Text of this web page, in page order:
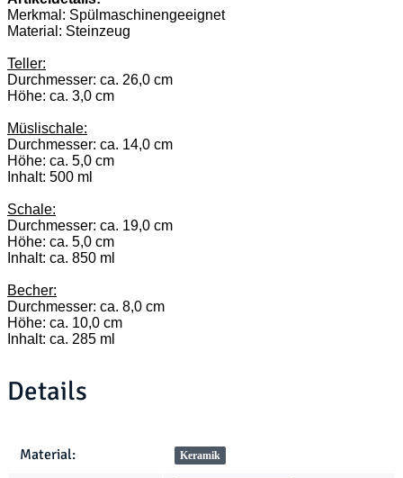
Merkmal: Spülmaschinengeeignet
Material: Steinzeug
Teller:
Durchmesser: ca. 26,0 cm
Höhe: ca. 3,0 cm
Müslischale:
Durchmesser: ca. 14,0 cm
Höhe: ca. 5,0 cm
Inhalt: 500 ml
Schale:
Durchmesser: ca. 19,0 cm
Höhe: ca. 5,0 cm
Inhalt: ca. 850 ml
Becher:
Durchmesser: ca. 8,0 cm
Höhe: ca. 10,0 cm
Inhalt: ca. 285 ml
Details
Produkteigenschaft
Wert
Material: Keramik